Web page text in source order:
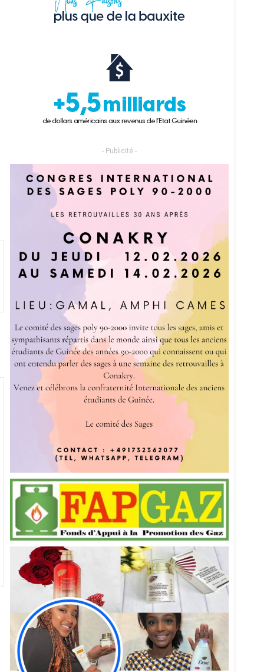
- Publicité -